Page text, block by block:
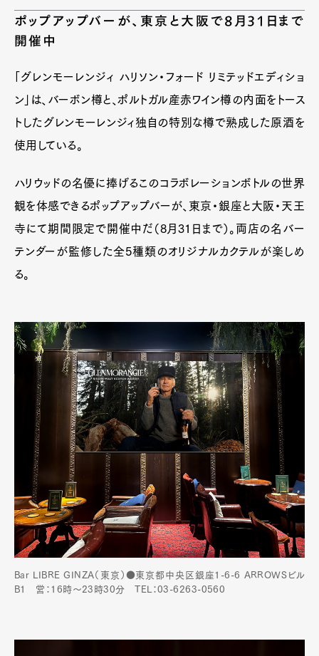
ポップアップバーが、東京と大阪で8月31日まで
開催中
「グレンモーレンジィ ハリソン・フォード リミテッドエディショ
ン」は、バーボン樽と、ポルトガル産赤ワイン樽の内面をトース
トしたグレンモーレンジィ独自の特別な樽で熟成した原酒を
使用している。
ハリウッドの名優に捧げるこのコラボレーションボトルの世界
観を体感できるポップアップバーが、東京・銀座と大阪・天王
寺にて期間限定で開催中だ（8月31日まで）。両店の名バー
テンダーが監修した全5種類のオリジナルカクテルが楽しめ
る。
Bar LIBRE GINZA（東京）●東京都中央区銀座1-6-6 ARROWSビル
B1 営：16時～23時30分 TEL：03-6263-0560